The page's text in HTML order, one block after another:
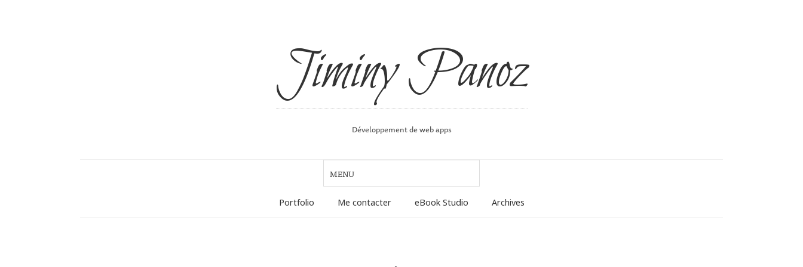
Jiminy Panoz
Développement de web apps
Portfolio Me contacter eBook Studio Archives